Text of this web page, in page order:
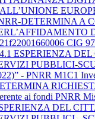
DETERMINA A
CIG
ESPERIENZA
PUBBLICI-
- PNRR M1C1
ai fondi PNRR
DEL